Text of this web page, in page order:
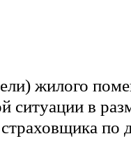
жилого
ситуации в
страховщика